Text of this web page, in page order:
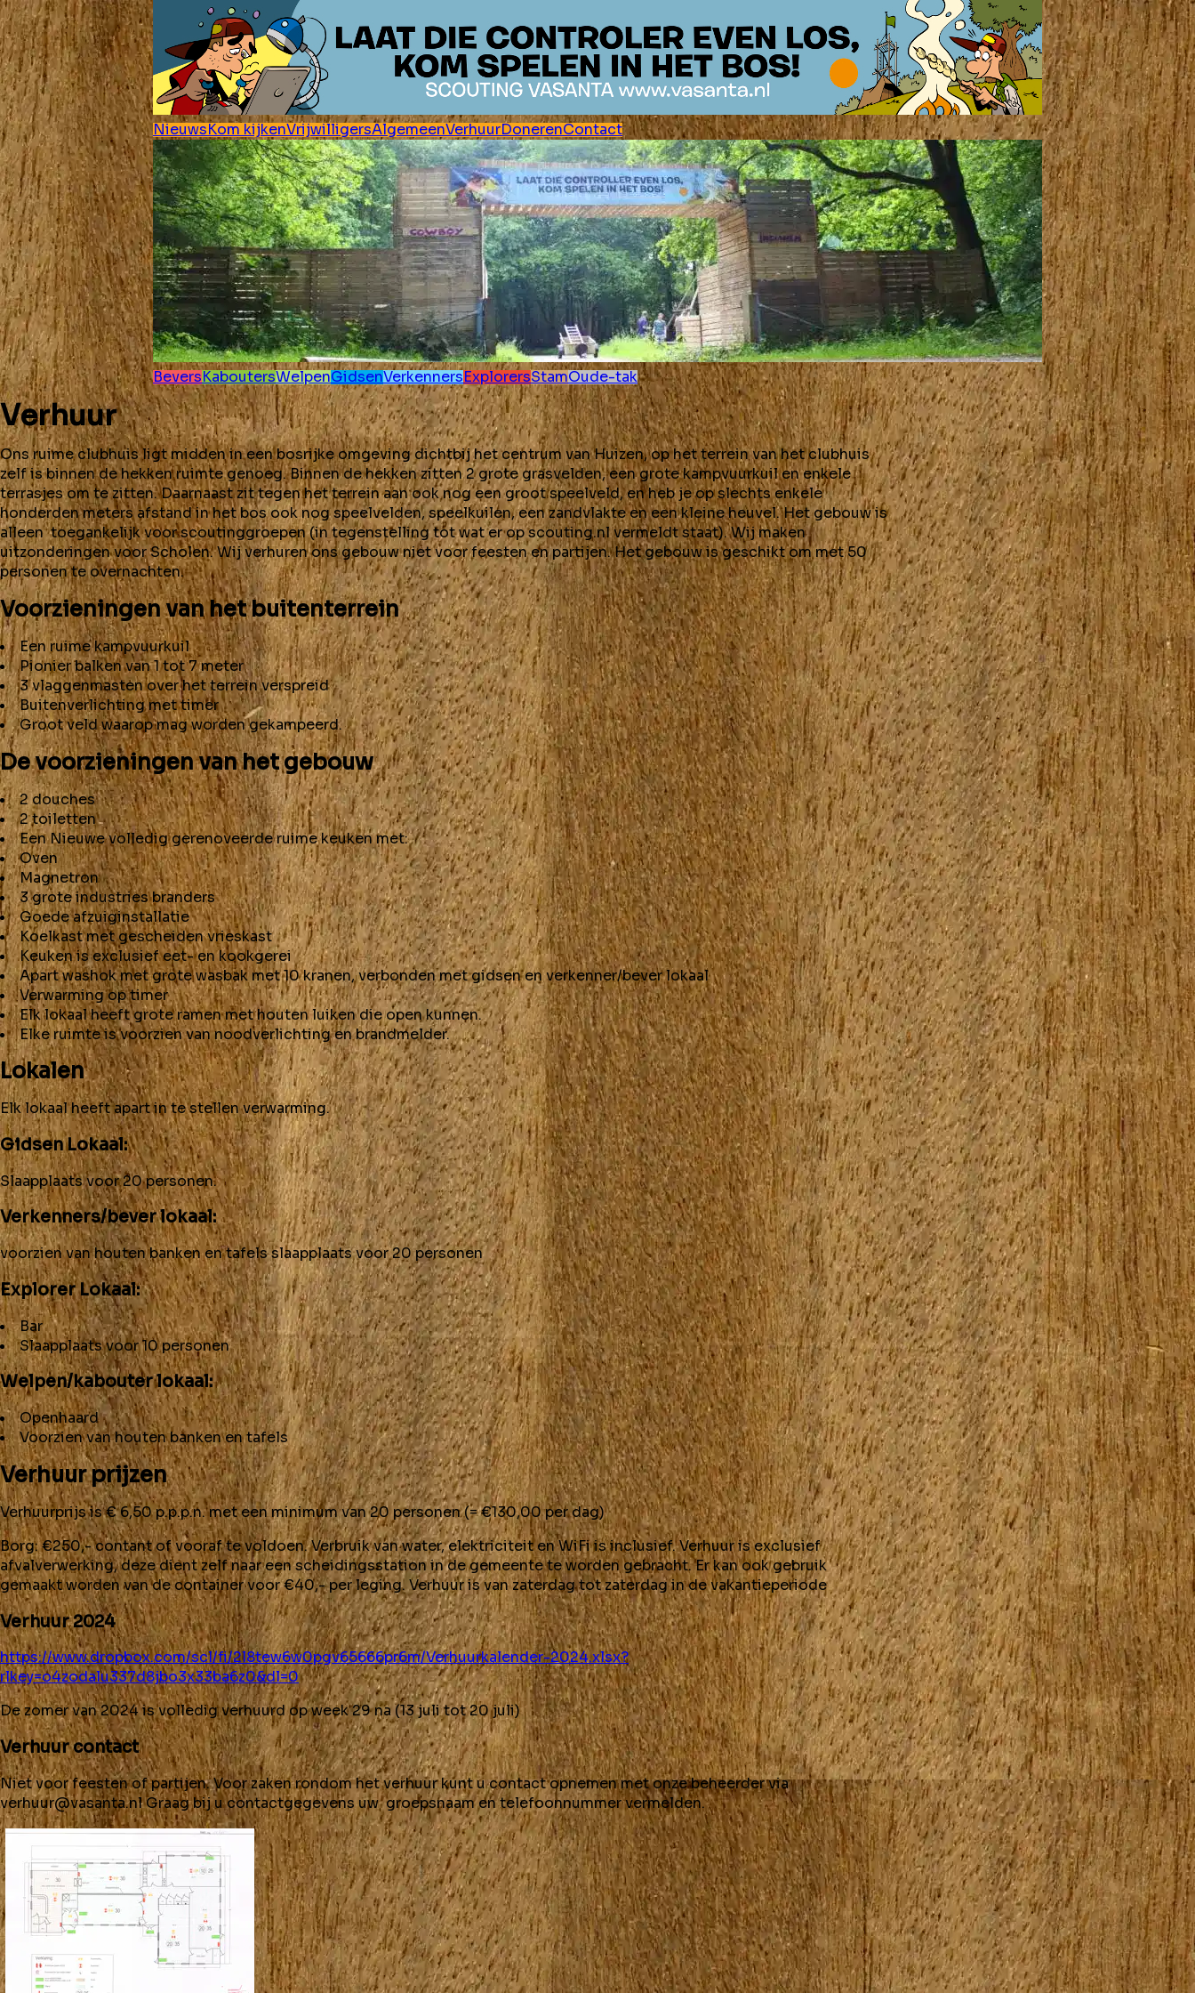
NieuwsKom kijkenVrijwilligersAlgemeenVerhuurDonerenContact
BeversKaboutersWelpenGidsenVerkennersExplorersStamOude-tak
Verhuur
Ons ruime clubhuis ligt midden in een bosrijke omgeving dichtbij het centrum van Huizen, op het terrein van het clubhuis
zelf is binnen de hekken ruimte genoeg. Binnen de hekken zitten 2 grote grasvelden, een grote kampvuurkuil en enkele
terrasjes om te zitten. Daarnaast zit tegen het terrein aan ook nog een groot speelveld, en heb je op slechts enkele
honderden meters afstand in het bos ook nog speelvelden, speelkuilen, een zandvlakte en een kleine heuvel. Het gebouw is
alleen toegankelijk voor scoutinggroepen (in tegenstelling tot wat er op scouting.nl vermeldt staat). Wij maken
uitzonderingen voor Scholen. Wij verhuren ons gebouw niet voor feesten en partijen. Het gebouw is geschikt om met 50
personen te overnachten.
Voorzieningen van het buitenterrein
Een ruime kampvuurkuil
Pionier balken van 1 tot 7 meter
3 vlaggenmasten over het terrein verspreid
Buitenverlichting met timer
Groot veld waarop mag worden gekampeerd.
De voorzieningen van het gebouw
2 douches
2 toiletten
Een Nieuwe volledig gerenoveerde ruime keuken met:
Oven
Magnetron
3 grote industries branders
Goede afzuiginstallatie
Koelkast met gescheiden vrieskast
Keuken is exclusief eet- en kookgerei
Apart washok met grote wasbak met 10 kranen, verbonden met gidsen en verkenner/bever lokaal
Verwarming op timer
Elk lokaal heeft grote ramen met houten luiken die open kunnen.
Elke ruimte is voorzien van noodverlichting en brandmelder.
Lokalen
Elk lokaal heeft apart in te stellen verwarming.
Gidsen Lokaal:
Slaapplaats voor 20 personen.
Verkenners/bever lokaal:
voorzien van houten banken en tafels slaapplaats voor 20 personen
Explorer Lokaal:
Bar
Slaapplaats voor 10 personen
Welpen/kabouter lokaal:
Openhaard
Voorzien van houten banken en tafels
Verhuur prijzen
Verhuurprijs is € 6,50 p.p.p.n. met een minimum van 20 personen (= €130,00 per dag)
Borg: €250,- contant of vooraf te voldoen. Verbruik van water, elektriciteit en WiFi is inclusief. Verhuur is exclusief
afvalverwerking, deze dient zelf naar een scheidingsstation in de gemeente te worden gebracht. Er kan ook gebruik
gemaakt worden van de container voor €40,- per leging. Verhuur is van zaterdag tot zaterdag in de vakantieperiode
Verhuur 2024
https://www.dropbox.com/scl/fi/2l8tew6w0pgv65666pr6m/Verhuurkalender-2024.xlsx?
rlkey=o4zodalu337d8jbo3x33ba6z0&dl=0
De zomer van 2024 is volledig verhuurd op week 29 na (13 juli tot 20 juli)
Verhuur contact
Niet voor feesten of partijen. Voor zaken rondom het verhuur kunt u contact opnemen met onze beheerder via
verhuur@vasanta.nlGraag bij u contactgegevens uw groepsnaam en telefoonnummer vermelden.